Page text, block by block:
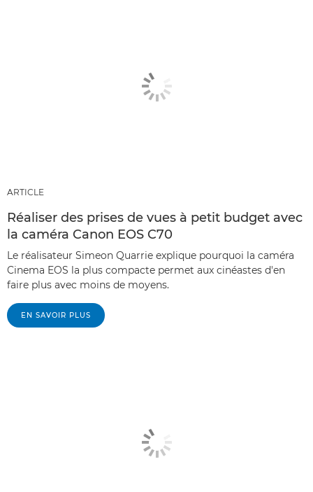
ARTICLE
Réaliser des prises de vues à petit budget avec
la caméra Canon EOS C70
Le réalisateur Simeon Quarrie explique pourquoi la caméra
Cinema EOS la plus compacte permet aux cinéastes d'en
faire plus avec moins de moyens.
EN SAVOIR PLUS